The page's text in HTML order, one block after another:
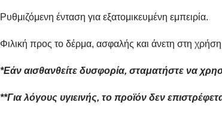
Ρυθμιζόμενη ένταση για εξατομικευμένη εμπειρία.
Φιλική προς το δέρμα, ασφαλής και άνετη στη
*Εάν αισθανθείτε δυσφορία, σταματήστε να
**Για λόγους υγιεινής, το προϊόν δεν